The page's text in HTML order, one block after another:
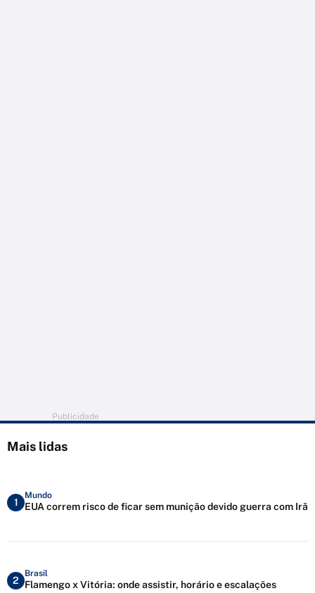
Publicidade
Mais lidas
1
Mundo
EUA correm risco de ficar sem munição devido guerra com Irã
2
Brasil
Flamengo x Vitória: onde assistir, horário e escalações